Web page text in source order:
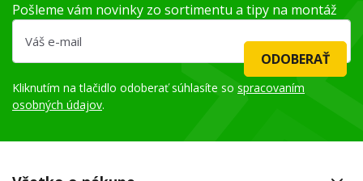
Pošleme vám novinky zo sortimentu a tipy na montáž
ODOBERAŤ
Kliknutím na tlačidlo odoberať súhlasíte so spracovaním
osobných údajov.